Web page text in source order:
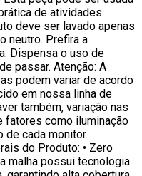
de atividades
deve ser lavado apenas
neutro. Prefira a
Dispensa o uso de
passar. Atenção: A
podem variar de acordo
em nossa linha de
também, variação nas
fatores como iluminação
de cada monitor.
do Produto: • Zero
malha possui tecnologia